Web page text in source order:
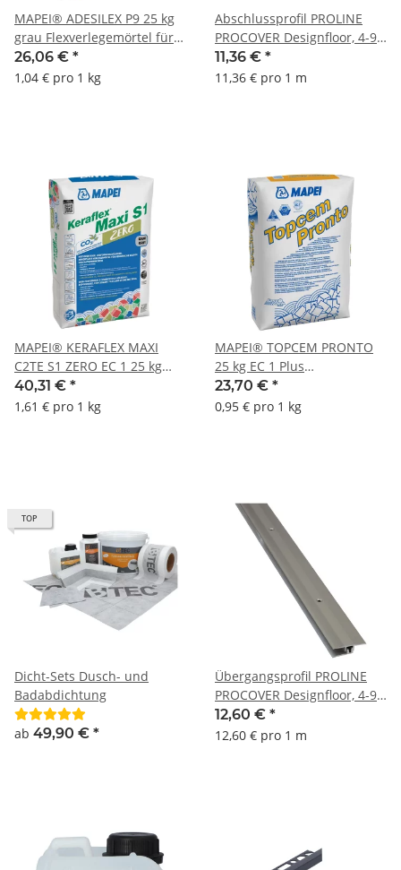
MAPEI® ADESILEX P9 25 kg
grau Flexverlegemörtel für
Wand und Decke im Innen-
& Außenbereich
26,06 € *
1,04 € pro 1 kg
Abschlussprofil PROLINE
PROCOVER Designfloor, 4-9
mm, Aluminium, 100 cm,
eloxiert Edelstahl
11,36 € *
11,36 € pro 1 m
MAPEI® KERAFLEX MAXI
C2TE S1 ZERO EC 1 25 kg
Fliesenkleber
Fliesenverlegemörtel Flex-
40,31 € *
1,61 € pro 1 kg
MAPEI® TOPCEM PRONTO
25 kg EC 1 Plus
Schnellestrich Estrich
Verbundestrich Estrich auf
23,70 € *
0,95 € pro 1 kg
TOP
Dicht-Sets Dusch- und
Badabdichtung
ab 49,90 € *
Übergangsprofil PROLINE
PROCOVER Designfloor, 4-9
mm, Aluminium, 100 cm,
eloxiert Edelstahl
12,60 € *
12,60 € pro 1 m